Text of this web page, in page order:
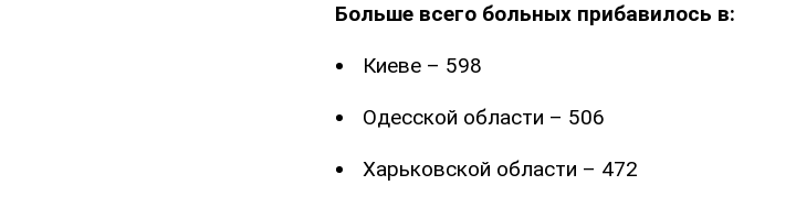
Больше всего больных прибавилось в:
Киеве – 598
Одесской области – 506
Харьковской области – 472